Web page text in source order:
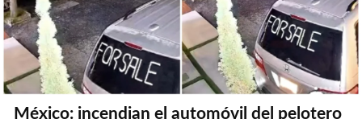
México: incendian el automóvil del pelotero